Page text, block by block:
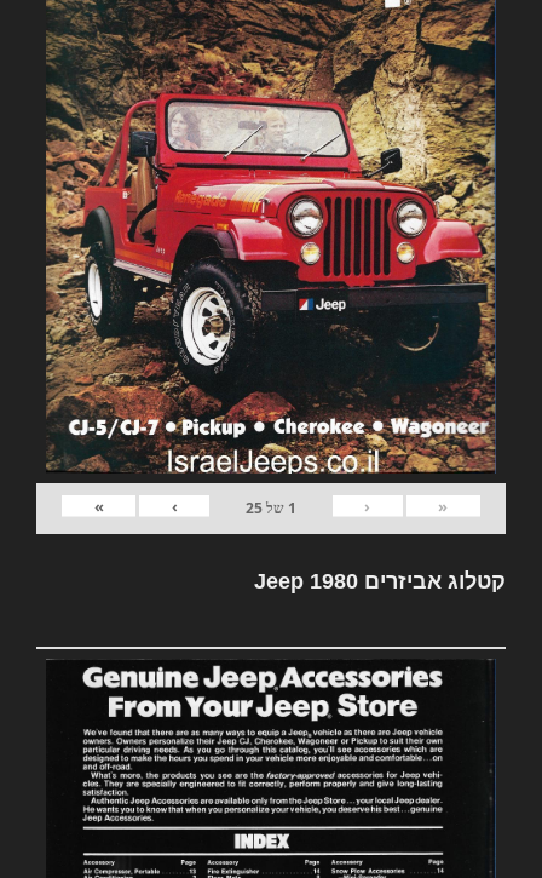
«
‹
1 של25
›
»
קטלוג אביזרים Jeep 1980